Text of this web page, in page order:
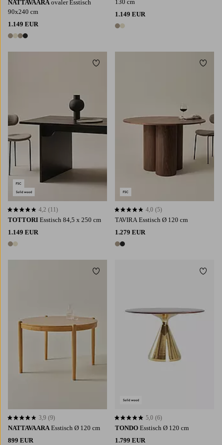
NATTAVAARA ovaler Esstisch
90x240 cm
1.149 EUR
4 Farben
130 cm
1.149 EUR
2 Farben
TOTTORI Esstisch 84,5 x 250 cm
1.149 EUR
2 Farben
4,2 basierend auf 11 Bewertungen
4,2 (11)
Zu Favoriten hinzufügen
TAVIRA Esstisch Ø 120 cm
1.279 EUR
2 Farben
4,0 basierend auf 5 Bewertungen
4,0 (5)
Zu
NATTAVAARA Esstisch Ø 120 cm
899 EUR
3,9 basierend auf 9 Bewertungen
3,9 (9)
Zu Favoriten hinzufügen
TONDO Esstisch Ø 120 cm
1.799 EUR
5,0 basierend auf 6 Bewertungen
5,0 (6)
Zu